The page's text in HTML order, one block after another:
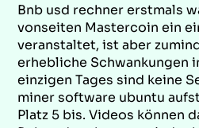
Bnb usd rechner erstmals
vonseiten Mastercoin ein
veranstaltet, ist aber
erhebliche Schwankungen
einzigen Tages sind keine
miner software ubuntu
Platz 5 bis. Videos können